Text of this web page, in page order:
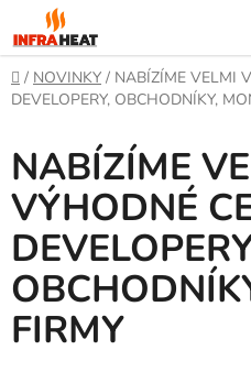
na
obsah
Domů
/ NOVINKY / NABÍZÍME VELMI
DEVELOPERY, OBCHODNÍKY,
NABÍZÍME
VÝHODNÉ
FIRMY